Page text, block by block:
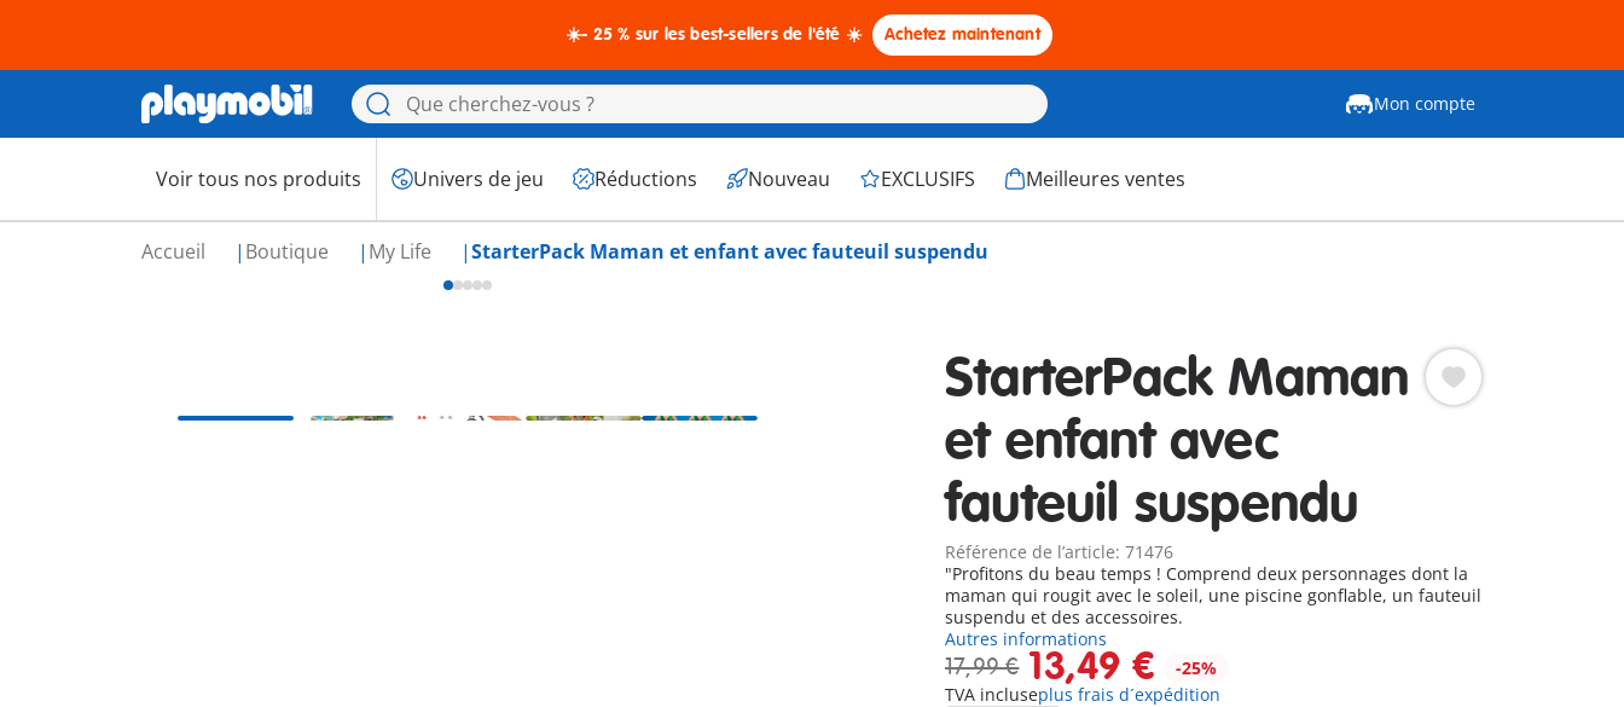
☀️- 25 % sur les best-sellers de l'été ☀️ Achetez maintenant
Mon compte
Voir tous nos produits Univers de jeu Réductions Nouveau EXCLUSIFS Meilleures ventes
Accueil Boutique My Life StarterPack Maman et enfant avec fauteuil suspendu
StarterPack Maman
et enfant avec
fauteuil suspendu
Référence de l’article: 71476
"Profitons du beau temps ! Comprend deux personnages dont la
maman qui rougit avec le soleil, une piscine gonflable, un fauteuil
suspendu et des accessoires.
Autres informations
17,99 € 13,49 €
-25%
TVA incluseplus frais d´expédition